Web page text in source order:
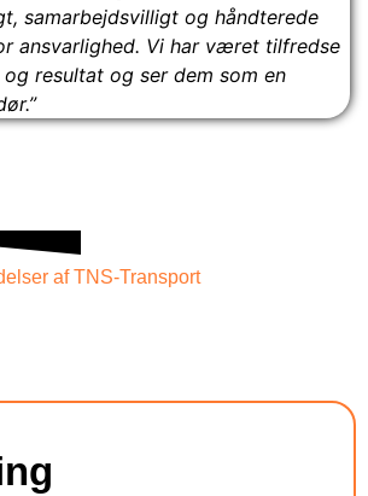
samarbejdsvilligt og håndterede
ansvarlighed. Vi har været tilfredse
resultat og ser dem som en